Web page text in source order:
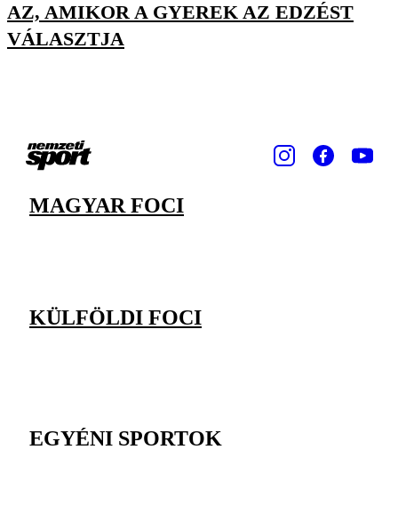
AZ, AMIKOR A GYEREK AZ EDZÉST
VÁLASZTJA
MAGYAR FOCI
KÜLFÖLDI FOCI
EGYÉNI SPORTOK